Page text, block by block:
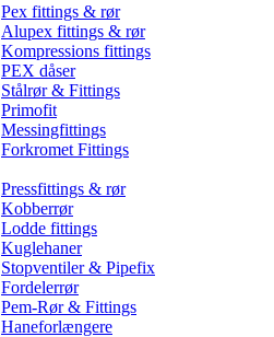
Pex fittings & rør
Alupex fittings & rør
Kompressions fittings
PEX dåser
Stålrør & Fittings
Primofit
Messingfittings
Forkromet Fittings
Pressfittings & rør
Kobberrør
Lodde fittings
Kuglehaner
Stopventiler & Pipefix
Fordelerrør
Pem-Rør & Fittings
Haneforlængere